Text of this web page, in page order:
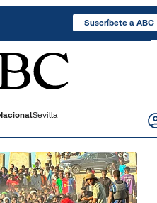
Suscríbete a ABC
Sevilla